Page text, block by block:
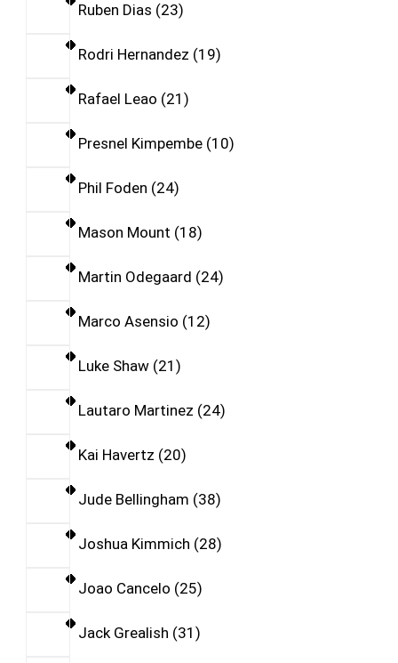
Ruben Dias 23
Rodri Hernandez 19
Rafael Leao 21
Presnel Kimpembe 10
Phil Foden 24
Mason Mount 18
Martin Odegaard 24
Marco Asensio 12
Luke Shaw 21
Lautaro Martinez 24
Kai Havertz 20
Jude Bellingham 38
Joshua Kimmich 28
Joao Cancelo 25
Jack Grealish 31